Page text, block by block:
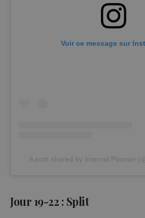
Voir ce message sur
A post shared by Interrail Planner
Jour 19-22 : Split